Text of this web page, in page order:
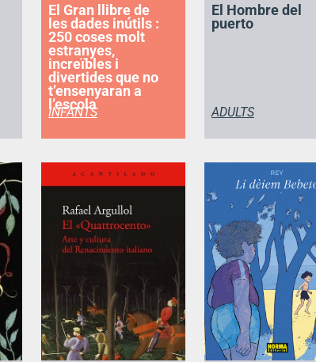
El Gran llibre de
les dades inútils :
250 coses molt
estranyes,
increïbles i
divertides que no
t’ensenyaran a
l’escola
INFANTS
El Hombre del
puerto
ADULTS